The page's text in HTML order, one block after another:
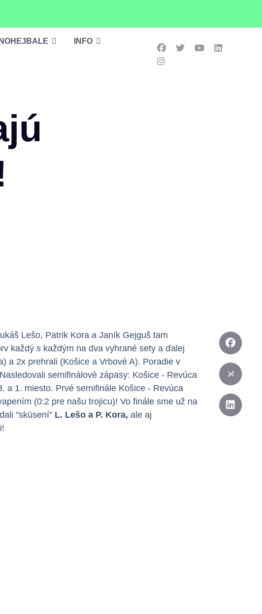
INFO
Lešo, Patrik Kora a Janík Gejguš tam
každý s každým na dva vyhrané sety a ďalej
a 2x prehrali (Košice a Vrbové A). Poradie v
semifinálové zápasy: Košice - Revúca
a 1. miesto. Prvé semifinále Košice - Revúca
(0:2 pre našu trojicu)! Vo finále sme už na
"skúsení" L. Lešo a P. Kora, ale aj